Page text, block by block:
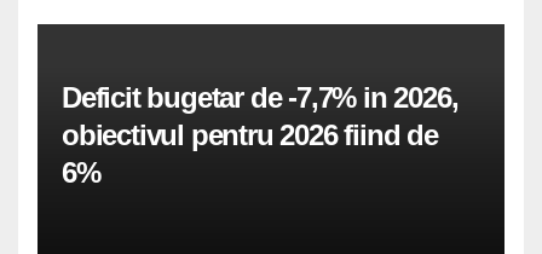
Deficit bugetar de -7,7% in 2026,
obiectivul pentru 2026 fiind de
6%